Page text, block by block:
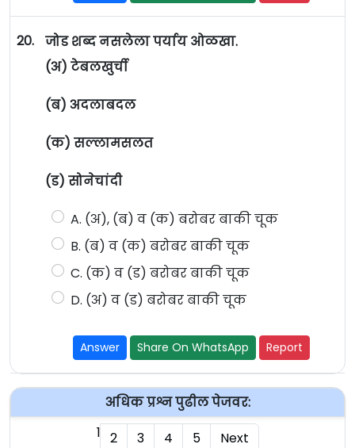
20.
जोड शब्द नसलेला पर्याय ओळखा.
(अ) टेबलखुर्ची
(ब) अदलाबदल
(क) सल्लामसलत
(ड) सोनेचांदी
A. (अ), (ब) व (क) बरोबर बाकी चूक
B. (ब) व (क) बरोबर बाकी चूक
C. (क) व (ड) बरोबर बाकी चूक
D. (अ) व (ड) बरोबर बाकी चूक
Answer Share On WhatsApp Report
अधिक प्रश्न पुढील पेजवर:
1 2 3 4 5 Next